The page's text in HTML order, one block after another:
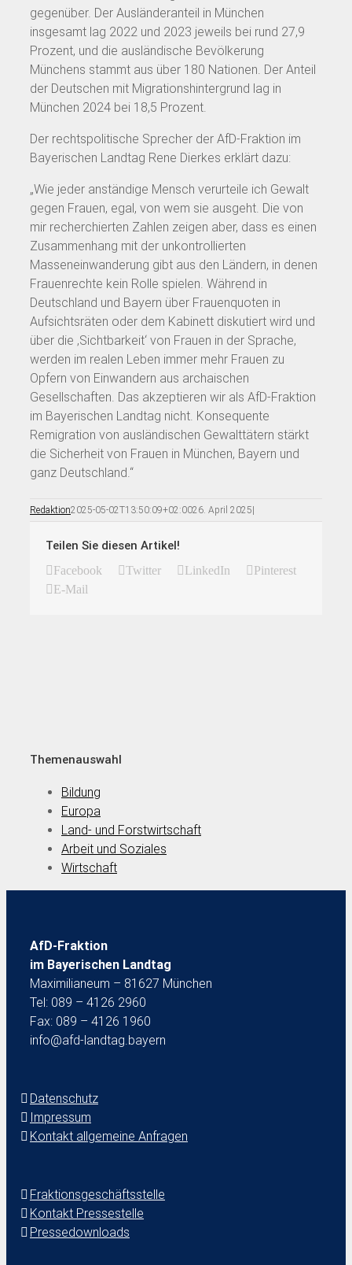
gegenüber. Der Ausländeranteil in München
insgesamt lag 2022 und 2023 jeweils bei rund 27,9
Prozent, und die ausländische Bevölkerung
Münchens stammt aus über 180 Nationen. Der Anteil
der Deutschen mit Migrationshintergrund lag in
München 2024 bei 18,5 Prozent.
Der rechtspolitische Sprecher der AfD-Fraktion im
Bayerischen Landtag Rene Dierkes erklärt dazu:
„Wie jeder anständige Mensch verurteile ich Gewalt
gegen Frauen, egal, von wem sie ausgeht. Die von
mir recherchierten Zahlen zeigen aber, dass es einen
Zusammenhang mit der unkontrollierten
Masseneinwanderung gibt aus den Ländern, in denen
Frauenrechte kein Rolle spielen. Während in
Deutschland und Bayern über Frauenquoten in
Aufsichtsräten oder dem Kabinett diskutiert wird und
über die ‚Sichtbarkeit‘ von Frauen in der Sprache,
werden im realen Leben immer mehr Frauen zu
Opfern von Einwandern aus archaischen
Gesellschaften. Das akzeptieren wir als AfD-Fraktion
im Bayerischen Landtag nicht. Konsequente
Remigration von ausländischen Gewalttätern stärkt
die Sicherheit von Frauen in München, Bayern und
ganz Deutschland.“
Redaktion2025-05-02T13:50:09+02:0026. April 2025
Teilen Sie diesen Artikel!
Facebook Twitter LinkedIn
Pinterest
E-Mail
Themenauswahl
Bildung
Europa
Land- und Forstwirtschaft
Arbeit und Soziales
Wirtschaft
AfD-Fraktion
im Bayerischen Landtag
Maximilianeum – 81627 München
Tel: 089 – 4126 2960
Fax: 089 – 4126 1960
info@afd-landtag.bayern
Datenschutz
Impressum
Kontakt allgemeine Anfragen
Fraktionsgeschäftsstelle
Kontakt Pressestelle
Pressedownloads